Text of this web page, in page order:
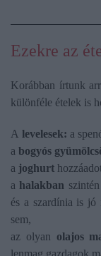
Ezekre az
Korábban írtunk
különféle ételek is
A levelesek: a
a bogyós
a joghurt
a halakban
és a szardínia is jó
sem,
az olyan olajos
lenmag gazdagok